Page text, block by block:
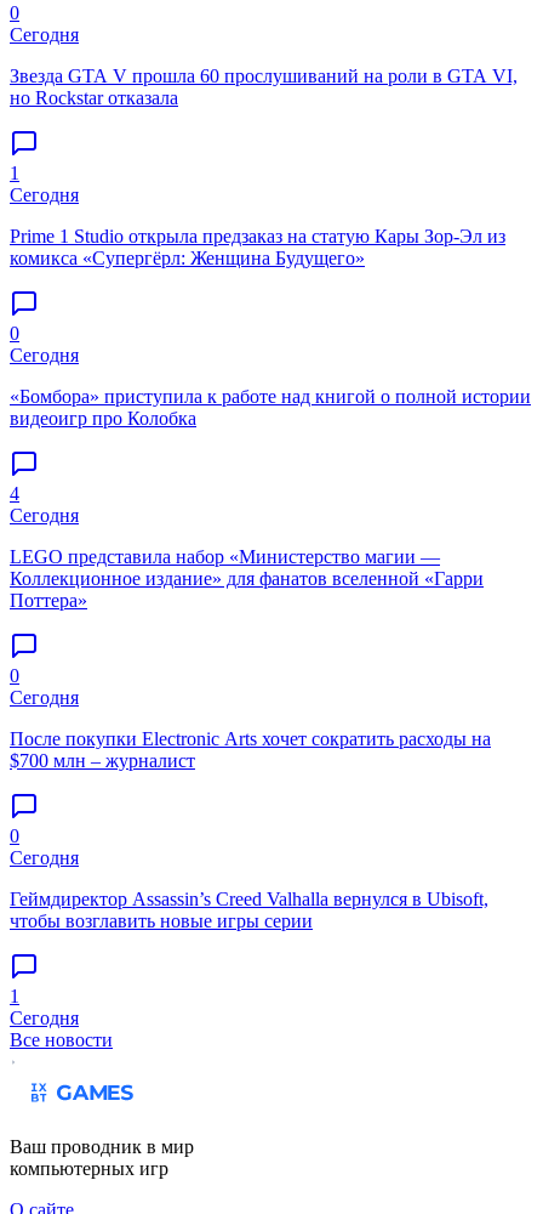
0
Сегодня
Звезда GTA V прошла 60 прослушиваний на роли в GTA VI,
но Rockstar отказала
1
Сегодня
Prime 1 Studio открыла предзаказ на статую Кары Зор-Эл из
комикса «Супергёрл: Женщина Будущего»
0
Сегодня
«Бомбора» приступила к работе над книгой о полной истории
видеоигр про Колобка
4
Сегодня
LEGO представила набор «Министерство магии —
Коллекционное издание» для фанатов вселенной «Гарри
Поттера»
0
Сегодня
После покупки Electronic Arts хочет сократить расходы на
$700 млн – журналист
0
Сегодня
Геймдиректор Assassin’s Creed Valhalla вернулся в Ubisoft,
чтобы возглавить новые игры серии
1
Сегодня
Все новости
Ваш проводник в мир
компьютерных игр
О сайте